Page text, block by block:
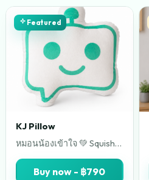
Featured
KJ Pillow
หมอนน้องเข้าใจ 💚 Squishy นุ่มนิ่ม ตีฟูเหมือนหมอนอิงทั่วไป จาก KaoJai.ai ขนาด 30 x 40cm ตีเส้นสี Teal ฟ้าแกมน้ำเงิน หาใช่สี Tiffany Blue แต่คือสีเอกลักษณ์ ของแบรนด์ KaoJai.ai ที่เป็นส่วนผสมของสีของ เจ้านกฟอพัส 💚💙 ซึ่งเป็นสัตว์วิเศษ ทั้งสองตัว ของ Founder ผู้ก่อตั้ง จนกลั่นกรองออกมาเป็น HEXCODE #11BAA6
Buy now - ฿790